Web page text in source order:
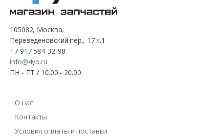
105082, Москва,
Переведеновский пер., 17 к.1
+7 917 584-32-98
info@4yo.ru
ПН - ПТ / 10.00 - 20.00
О нас
Контакты
Условия оплаты и поставки